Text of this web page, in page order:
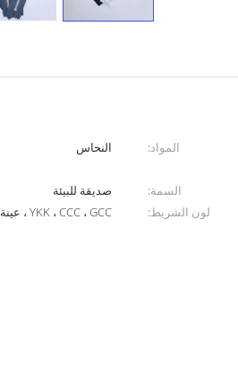
المواد: النحاس
السمة:
صديقة للبيئة
لون الشريط:
YKK ، CCC ، GCC ، عينة ألوان العملاء ،